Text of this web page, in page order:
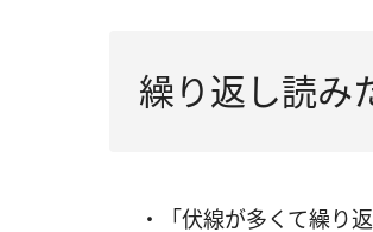
繰り返し読み
・「伏線が多くて繰り